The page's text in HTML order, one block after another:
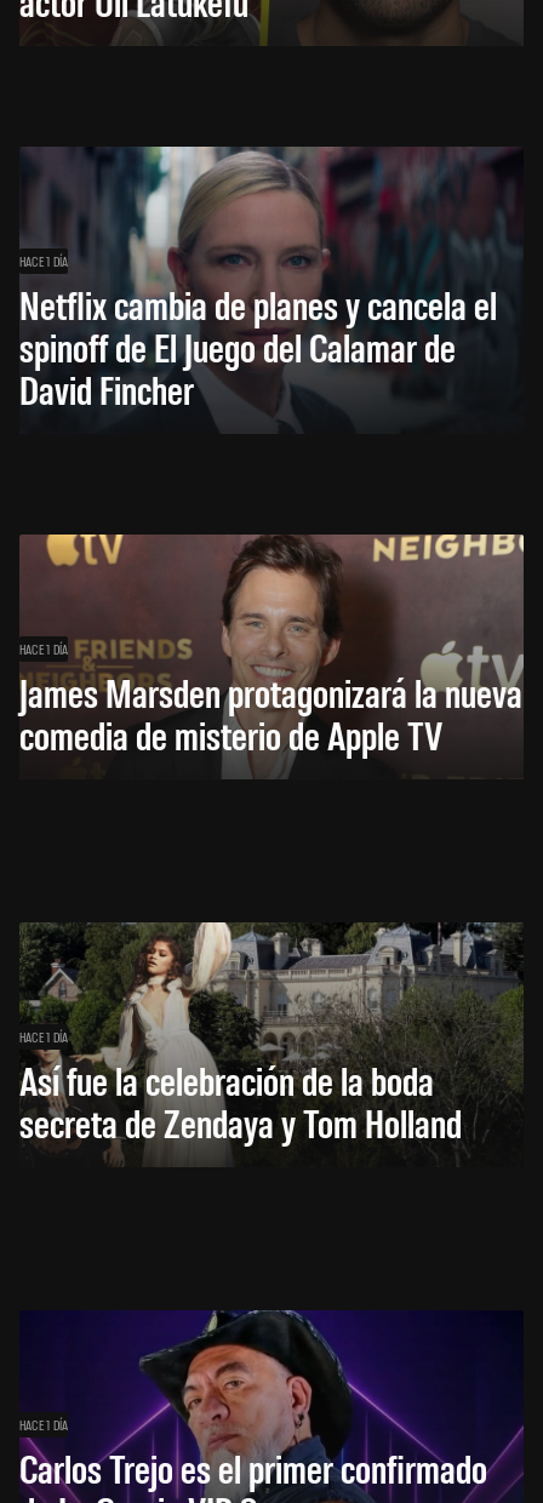
HACE 1 DÍA
Netflix cambia de planes y cancela el
spinoff de El Juego del Calamar de
David Fincher
HACE 1 DÍA
James Marsden protagonizará la nueva
comedia de misterio de Apple TV
HACE 1 DÍA
Así fue la celebración de la boda
secreta de Zendaya y Tom Holland
HACE 1 DÍA
Carlos Trejo es el primer confirmado